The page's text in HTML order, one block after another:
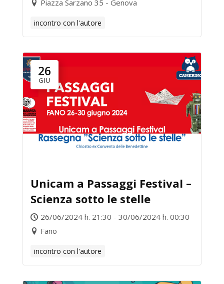
Piazza Sarzano 35 - Genova
incontro con l'autore
26
GIU
Unicam a Passaggi Festival –
Scienza sotto le stelle
26/06/2024 h. 21:30 - 30/06/2024 h. 00:30
Fano
incontro con l'autore